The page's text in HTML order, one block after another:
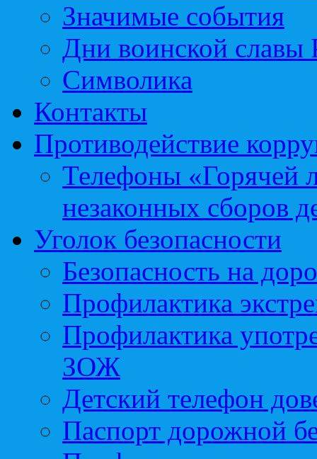
Значимые события
Дни воинской славы
Символика
Контакты
Противодействие
Телефоны «Горячей
незаконных сборов
Уголок безопасности
Безопасность на
Профилактика
Профилактика
ЗОЖ
Детский телефон
Паспорт дорожной